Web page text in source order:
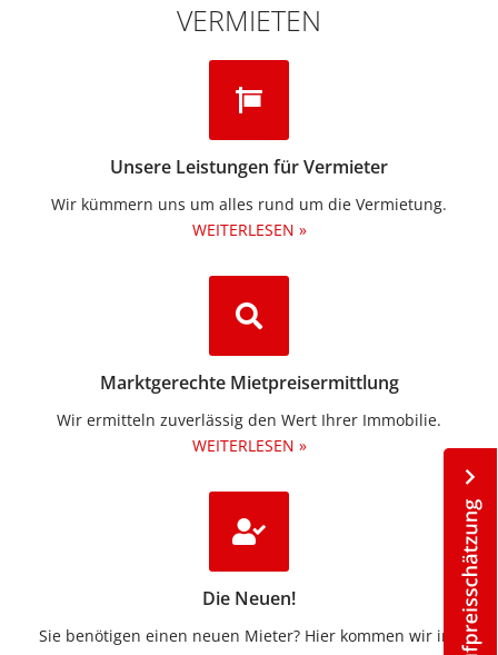
VERMIETEN
Unsere Leistungen für Vermieter
Wir kümmern uns um alles rund um die Vermietung.​
WEITERLESEN »
Marktgerechte Mietpreisermittlung
Wir ermitteln zuverlässig den Wert Ihrer Immobilie.
WEITERLESEN »
Die Neuen!
Sie benötigen einen neuen Mieter? Hier kommen wir ins